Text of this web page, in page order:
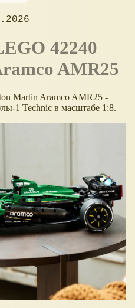
AMR25
Martin Aramco AMR25 -
1 Technic в масштабе 1:8.